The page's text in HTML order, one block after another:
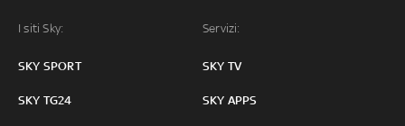
I siti Sky:
SKY SPORT
SKY TG24
Servizi:
SKY TV
SKY APPS